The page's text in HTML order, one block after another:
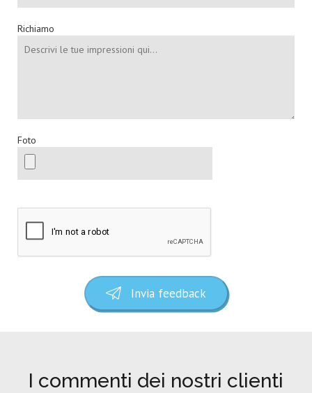
Richiamo
Foto
Invia feedback
I commenti dei nostri clienti